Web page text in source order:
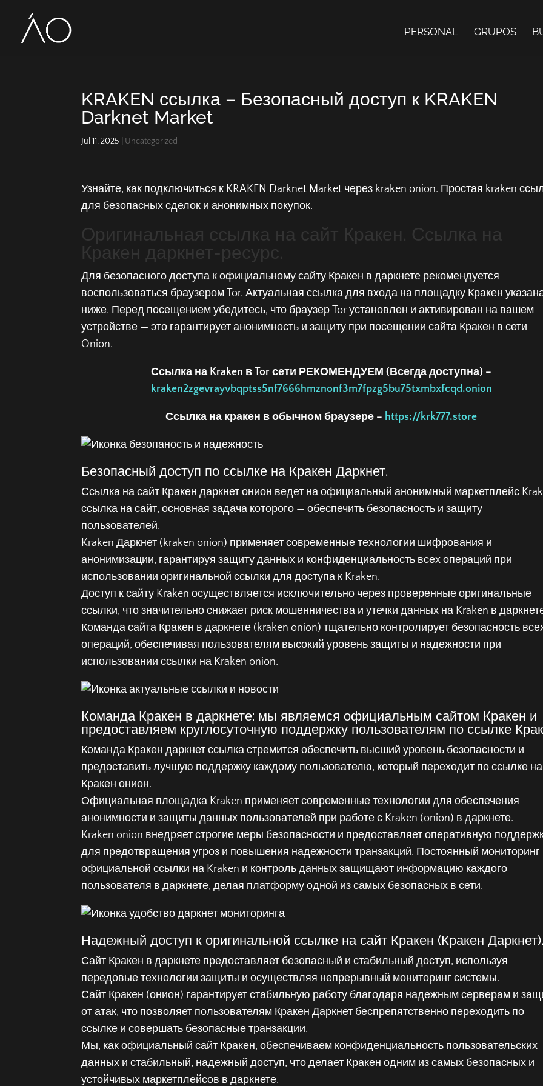
PERSONAL GRUPOS
KRAKEN ссылка – Безопасный доступ к KRAKEN
Darknet Market
Jul 11, 2025 Uncategorized
Узнайте, как подключиться к KRAKEN Darknet Market через kraken onion. Простая kraken
для безопасных сделок и анонимных покупок.
Оригинальная ссылка на сайт Кракен. Ссылка на
Кракен даркнет-ресурс.
Для безопасного доступа к официальному сайту Кракен в даркнете рекомендуется
воспользоваться браузером Tor. Актуальная ссылка для входа на площадку Кракен
ниже. Перед посещением убедитесь, что браузер Tor установлен и активирован на вашем
устройстве — это гарантирует анонимность и защиту при посещении сайта Кракен в сети
Onion.
Ссылка на Kraken в Tor сети РЕКОМЕНДУЕМ (Всегда доступна) –
kraken2zgevrayvbqptss5nf7666hmznonf3m7fpzg5bu75txmbxfcqd.onion
Ссылка на кракен в обычном браузере – https://krk777.store
Безопасный доступ по ссылке на Кракен Даркнет.
Ссылка на сайт Кракен даркнет онион ведет на официальный анонимный маркетплейс
ссылка на сайт, основная задача которого — обеспечить безопасность и защиту
пользователей.
Kraken Даркнет (kraken onion) применяет современные технологии шифрования и
анонимизации, гарантируя защиту данных и конфиденциальность всех операций при
использовании оригинальной ссылки для доступа к Kraken.
Доступ к сайту Kraken осуществляется исключительно через проверенные оригинальные
ссылки, что значительно снижает риск мошенничества и утечки данных на Kraken в
Команда сайта Кракен в даркнете (kraken onion) тщательно контролирует безопасность
операций, обеспечивая пользователям высокий уровень защиты и надежности при
использовании ссылки на Kraken onion.
Команда Кракен в даркнете: мы являемся официальным сайтом Кракен и
предоставляем круглосуточную поддержку пользователям по ссылке
Команда Кракен даркнет ссылка стремится обеспечить высший уровень безопасности и
предоставить лучшую поддержку каждому пользователю, который переходит по ссылке на
Кракен онион.
Официальная площадка Kraken применяет современные технологии для обеспечения
анонимности и защиты данных пользователей при работе с Kraken (onion) в даркнете.
Kraken onion внедряет строгие меры безопасности и предоставляет оперативную
для предотвращения угроз и повышения надежности транзакций. Постоянный мониторинг
официальной ссылки на Kraken и контроль данных защищают информацию каждого
пользователя в даркнете, делая платформу одной из самых безопасных в сети.
Надежный доступ к оригинальной ссылке на сайт Кракен (Кракен Даркнет).
Сайт Кракен в даркнете предоставляет безопасный и стабильный доступ, используя
передовые технологии защиты и осуществляя непрерывный мониторинг системы.
Сайт Кракен (онион) гарантирует стабильную работу благодаря надежным серверам и
от атак, что позволяет пользователям Кракен Даркнет беспрепятственно переходить по
ссылке и совершать безопасные транзакции.
Мы, как официальный сайт Кракен, обеспечиваем конфиденциальность пользовательских
данных и стабильный, надежный доступ, что делает Кракен одним из самых безопасных и
устойчивых маркетплейсов в даркнете.